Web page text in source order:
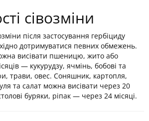
сівозміни
після застосування гербіциду
дотримуватися певних обмежень.
висівати пшеницю, жито або
— кукурудзу, ячмінь, бобові та
трави, овес. Соняшник, картопля,
та салат можна висівати через 20
буряки, ріпак — через 24 місяці.